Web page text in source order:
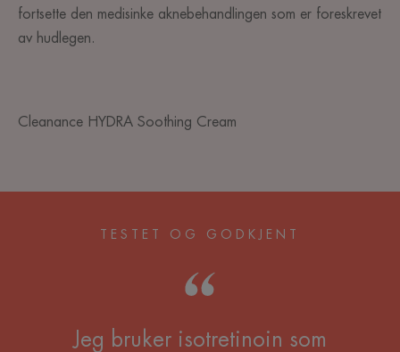
fortsette den medisinke aknebehandlingen som er foreskrevet
av hudlegen.
Cleanance HYDRA Soothing Cream
TESTET OG GODKJENT
Jeg bruker isotretinoin som